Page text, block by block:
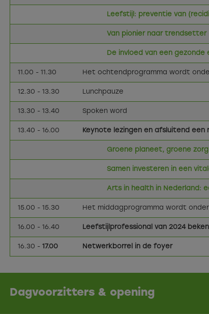
Leefstijl: preventie van
Van pionier naar trendsetter
De invloed van een gezonde
11.00 - 11.30 Het ochtendprogramma wordt
12.30 - 13.30 Lunchpauze
13.30 - 13.40 Spoken word
13.40 - 16.00 Keynote lezingen en afsluitend
Groene planeet, groene
Samen investeren in een
Arts in health in Nederland:
15.00 - 15.30 Het middagprogramma wordt
16.00 - 16.40 Leefstijlprofessional van 2024
16.30 -17.00 Netwerkborrel in de foyer
Dagvoorzitters & opening